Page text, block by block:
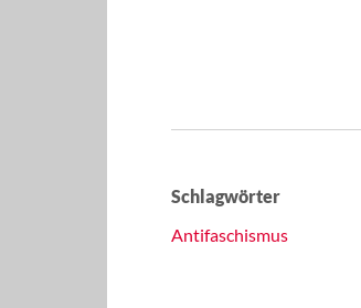
Schlagwörter
Antifaschismus